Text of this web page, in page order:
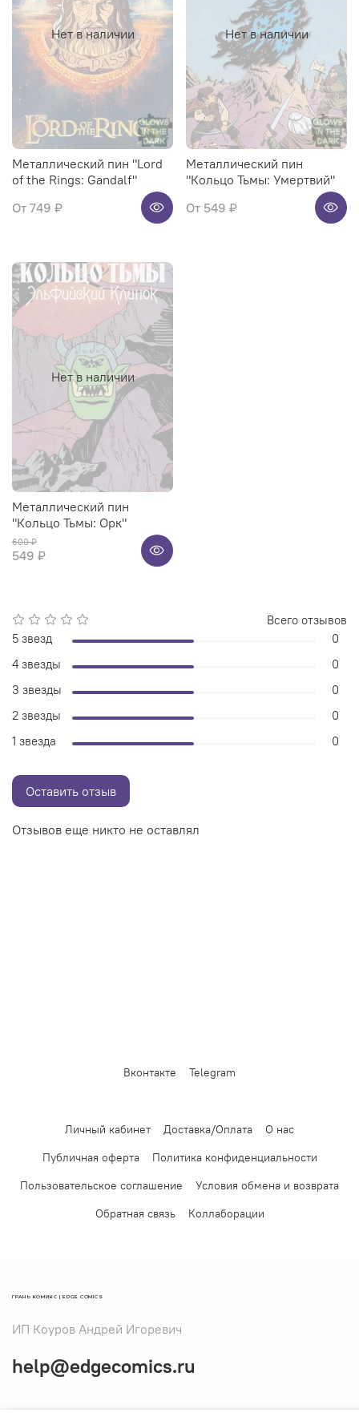
Нет в наличии
Металлический пин "Lord
of the Rings: Gandalf"
От 749 ₽
Нет в наличии
Металлический пин
"Кольцо Тьмы: Умертвий"
От 549 ₽
Нет в наличии
Металлический пин
"Кольцо Тьмы: Орк"
600 ₽
549 ₽
Отзывов еще никто не оставлял
Всего отзывов
5 звезд
0
4 звезды
0
3 звезды
0
2 звезды
0
1 звезда
0
Оставить отзыв
Вконтакте Telegram
Личный кабинет Доставка/Оплата
О нас
Публичная оферта
Политика конфиденциальности
Пользовательское соглашение
Условия обмена и возврата
Обратная связь
Коллаборации
ГРАНЬ КОМИКС | EDGE COMICS
ИП Коуров Андрей Игоревич
help@edgecomics.ru